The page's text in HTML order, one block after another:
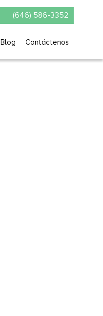
(646) 586-3352
Blog Contáctenos